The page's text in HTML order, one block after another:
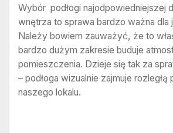
Wybór podłogi najodpowiedniejszej
wnętrza to sprawa bardzo ważna dla
Należy bowiem zauważyć, że to
bardzo dużym zakresie buduje
pomieszczenia. Dzieje się tak za
– podłoga wizualnie zajmuje
naszego lokalu.